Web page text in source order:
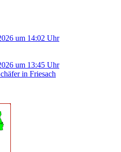
um 14:02 Uhr
um 13:45 Uhr
in Friesach